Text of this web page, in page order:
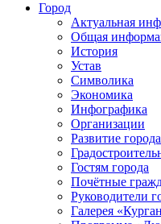
Город
Актуальная
Общая
История
Устав
Символика
Экономика
Инфографика
Организации
Развитие города
Гостям города
Почётные
Руководители
Галерея